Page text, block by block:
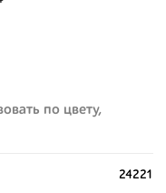
по цвету,
24221